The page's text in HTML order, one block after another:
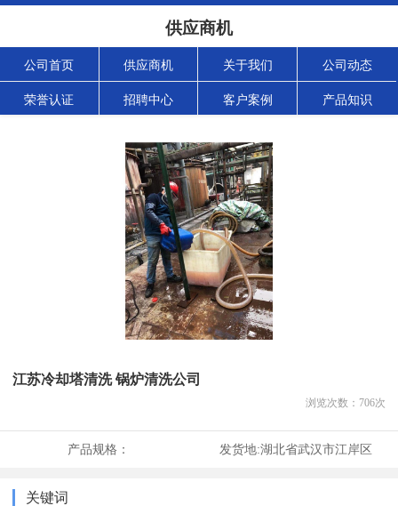
供应商机
公司首页 供应商机 关于我们 公司动态
荣誉认证 招聘中心 客户案例 产品知识
江苏冷却塔清洗 锅炉清洗公司
浏览次数： 706次
产品规格： 发货地:湖北省武汉市江岸区
关键词